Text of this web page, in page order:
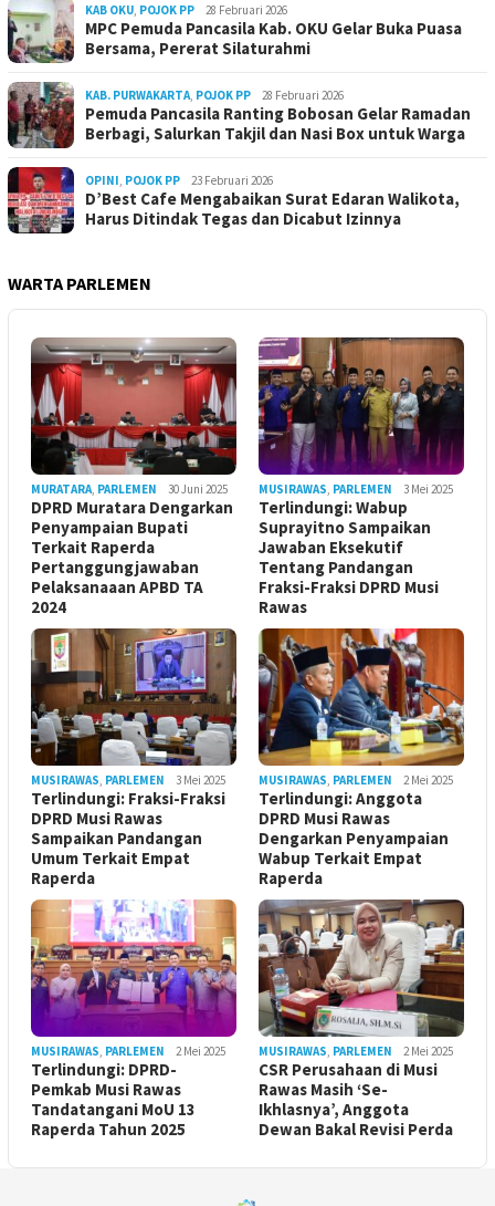
KAB OKU POJOK PP 28 Februari 2026
MPC Pemuda Pancasila Kab. OKU Gelar Buka Puasa
Bersama, Pererat Silaturahmi
KAB. PURWAKARTA POJOK PP 28 Februari 2026
Pemuda Pancasila Ranting Bobosan Gelar Ramadan
Berbagi, Salurkan Takjil dan Nasi Box untuk Warga
OPINI POJOK PP 23 Februari 2026
D’Best Cafe Mengabaikan Surat Edaran Walikota,
Harus Ditindak Tegas dan Dicabut Izinnya
WARTA PARLEMEN
MURATARA PARLEMEN 30 Juni 2025
DPRD Muratara Dengarkan
Penyampaian Bupati
Terkait Raperda
Pertanggungjawaban
Pelaksanaaan APBD TA
2024
MUSIRAWAS PARLEMEN 3 Mei 2025
Terlindungi: Wabup
Suprayitno Sampaikan
Jawaban Eksekutif
Tentang Pandangan
Fraksi-Fraksi DPRD Musi
Rawas
MUSIRAWAS PARLEMEN 3 Mei 2025
Terlindungi: Fraksi-Fraksi
DPRD Musi Rawas
Sampaikan Pandangan
Umum Terkait Empat
Raperda
MUSIRAWAS PARLEMEN 2 Mei 2025
Terlindungi: Anggota
DPRD Musi Rawas
Dengarkan Penyampaian
Wabup Terkait Empat
Raperda
MUSIRAWAS PARLEMEN 2 Mei 2025
Terlindungi: DPRD-
Pemkab Musi Rawas
Tandatangani MoU 13
Raperda Tahun 2025
MUSIRAWAS PARLEMEN 2 Mei 2025
CSR Perusahaan di Musi
Rawas Masih ‘Se-
Ikhlasnya’, Anggota
Dewan Bakal Revisi Perda ‎